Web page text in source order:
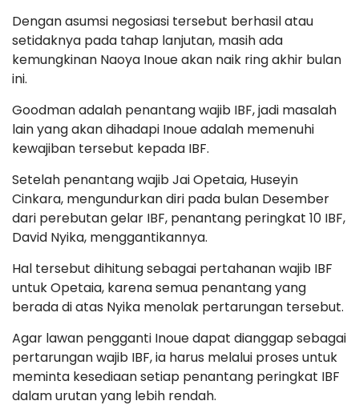
Dengan asumsi negosiasi tersebut berhasil atau
setidaknya pada tahap lanjutan, masih ada
kemungkinan Naoya Inoue akan naik ring akhir bulan
ini.
Goodman adalah penantang wajib IBF, jadi masalah
lain yang akan dihadapi Inoue adalah memenuhi
kewajiban tersebut kepada IBF.
Setelah penantang wajib Jai Opetaia, Huseyin
Cinkara, mengundurkan diri pada bulan Desember
dari perebutan gelar IBF, penantang peringkat 10 IBF,
David Nyika, menggantikannya.
Hal tersebut dihitung sebagai pertahanan wajib IBF
untuk Opetaia, karena semua penantang yang
berada di atas Nyika menolak pertarungan tersebut.
Agar lawan pengganti Inoue dapat dianggap sebagai
pertarungan wajib IBF, ia harus melalui proses untuk
meminta kesediaan setiap penantang peringkat IBF
dalam urutan yang lebih rendah.